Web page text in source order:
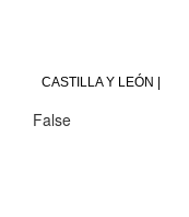
CASTILLA Y LEÓN |
False